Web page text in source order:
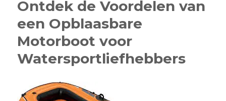
Ontdek de Voordelen van
een Opblaasbare
Motorboot voor
Watersportliefhebbers